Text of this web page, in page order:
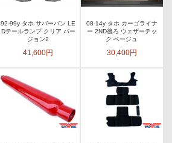
92-99y タホ サバーバン LE
Dテールランプ クリア バー
ジョン2
41,600円
08-14y タホ カーゴライナ
ー 2ND後ろ ウェザーテッ
ク ベージュ
30,400円